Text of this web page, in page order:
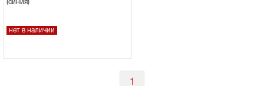
(синия)
нет в наличии